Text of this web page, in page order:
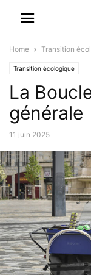
Home Transition
Transition écologique
La
générale
11 juin 2025